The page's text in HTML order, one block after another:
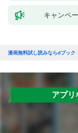
キャンペ
漫画無料試し読みならdブック
アプリ